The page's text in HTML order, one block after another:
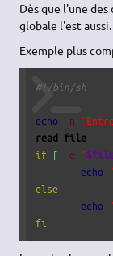
Dès que l'une
globale l'est aussi.
Exemple plus
#!/bin/sh
echo -n
read file
if [ -e "
echo
else
echo
fi